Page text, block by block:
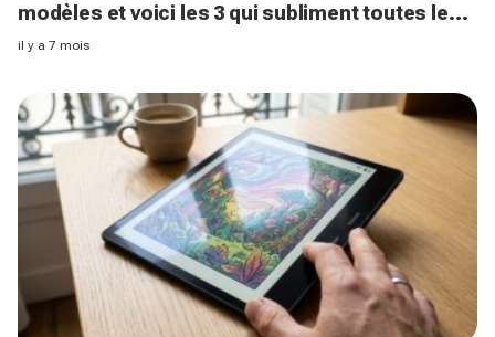
modèles et voici les 3 qui subliment toutes les
morphologies
il y a 7 mois